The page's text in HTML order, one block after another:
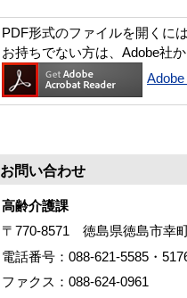
PDF形式のファイルを開くに
お持ちでない方は、Adobe社
お問い合わせ
高齢介護課
〒770-8571 徳島県徳島市幸
電話番号：088-621-5585・
ファクス：088-624-0961